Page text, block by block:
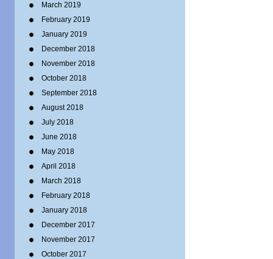
March 2019
February 2019
January 2019
December 2018
November 2018
October 2018
September 2018
August 2018
July 2018
June 2018
May 2018
April 2018
March 2018
February 2018
January 2018
December 2017
November 2017
October 2017